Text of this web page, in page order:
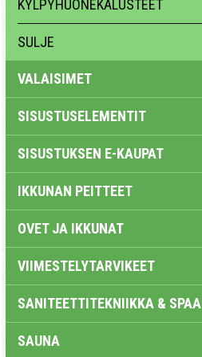
KYLPYHUONEKALUSTEET
SULJE
VALAISIMET
SISUSTUSELEMENTIT
SISUSTUKSEN E-KAUPAT
IKKUNAN PEITTEET
OVET JA IKKUNAT
VIIMESTELYTARVIKEET
SANITEETTITEKNIIKKA & SPAA
SAUNA